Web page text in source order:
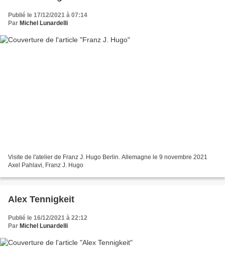
Publié le 17/12/2021 à 07:14
Par Michel Lunardelli
Visite de l'atelier de Franz J. Hugo Berlin. Allemagne le 9 novembre 2021
Axel Pahlavi, Franz J. Hugo
Alex Tennigkeit
Publié le 16/12/2021 à 22:12
Par Michel Lunardelli